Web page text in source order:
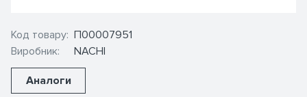
Код товару:
Виробник:
П00007951
NACHI
Аналоги